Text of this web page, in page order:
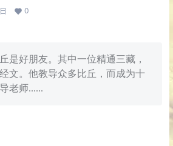
0
是好朋友。其中一位精通三藏，
文。他教导众多比丘，而成为十
老师......